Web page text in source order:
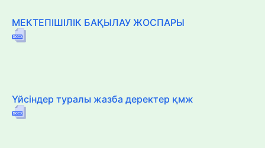
МЕКТЕПІШІЛІК БАҚЫЛАУ ЖОСПАРЫ
Үйсіндер туралы жазба деректер қмж